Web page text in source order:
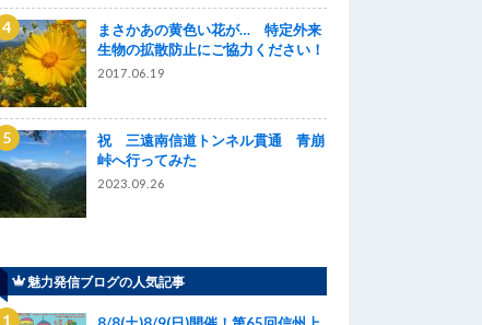
まさかあの黄色い花が… 特定外来
生物の拡散防止にご協力ください！
2017.06.19
祝 三遠南信道トンネル貫通 青崩
峠へ行ってみた
2023.09.26
魅力発信ブログの人気記事